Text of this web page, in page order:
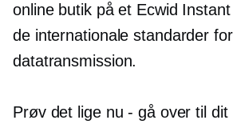
online butik på et Ecwid
de internationale standarder
datatransmission.
Prøv det lige nu - gå over til dit